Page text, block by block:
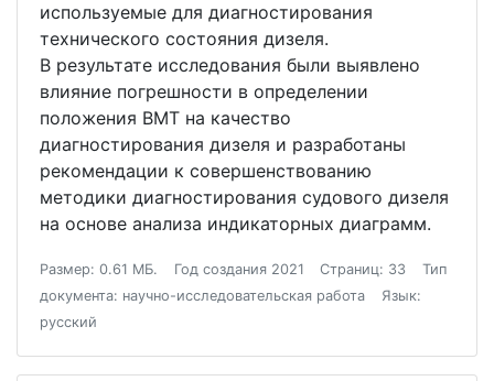
используемые для диагностирования
технического состояния дизеля.
В результате исследования были выявлено
влияние погрешности в определении
положения ВМТ на качество
диагностирования дизеля и разработаны
рекомендации к совершенствованию
методики диагностирования судового дизеля
на основе анализа индикаторных диаграмм.
Размер: 0.61 МБ. Год создания 2021 Страниц: 33
Тип
документа: научно-исследовательская работа
Язык:
русский